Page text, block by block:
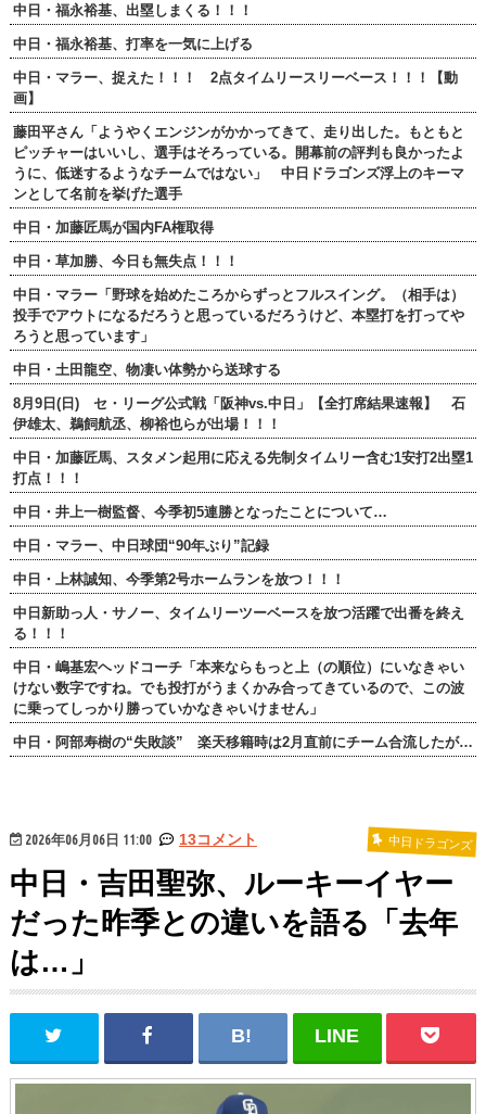
中日・福永裕基、出塁しまくる！！！
中日・福永裕基、打率を一気に上げる
中日・マラー、捉えた！！！ 2点タイムリースリーベース！！！【動
画】
藤田平さん「ようやくエンジンがかかってきて、走り出した。もともと
ピッチャーはいいし、選手はそろっている。開幕前の評判も良かったよ
うに、低迷するようなチームではない」 中日ドラゴンズ浮上のキーマ
ンとして名前を挙げた選手
中日・加藤匠馬が国内FA権取得
中日・草加勝、今日も無失点！！！
中日・マラー「野球を始めたころからずっとフルスイング。（相手は）
投手でアウトになるだろうと思っているだろうけど、本塁打を打ってや
ろうと思っています」
中日・土田龍空、物凄い体勢から送球する
8月9日(日) セ・リーグ公式戦「阪神vs.中日」【全打席結果速報】 石
伊雄太、鵜飼航丞、柳裕也らが出場！！！
中日・加藤匠馬、スタメン起用に応える先制タイムリー含む1安打2出塁1
打点！！！
中日・井上一樹監督、今季初5連勝となったことについて…
中日・マラー、中日球団“90年ぶり”記録
中日・上林誠知、今季第2号ホームランを放つ！！！
中日新助っ人・サノー、タイムリーツーベースを放つ活躍で出番を終え
る！！！
中日・嶋基宏ヘッドコーチ「本来ならもっと上（の順位）にいなきゃい
けない数字ですね。でも投打がうまくかみ合ってきているので、この波
に乗ってしっかり勝っていかなきゃいけません」
中日・阿部寿樹の“失敗談” 楽天移籍時は2月直前にチーム合流したが…
2026年06月06日 11:00 13コメント 中日ドラゴンズ
中日・吉田聖弥、ルーキーイヤー
だった昨季との違いを語る「去年
は…」